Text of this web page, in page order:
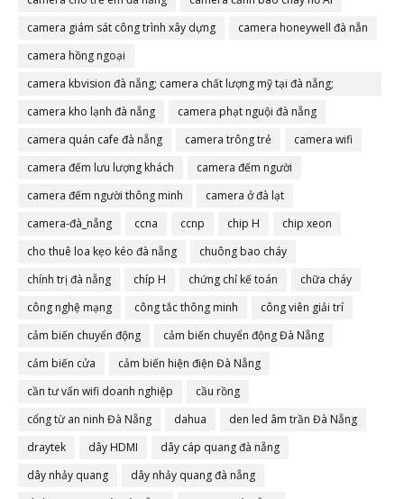
camera giám sát công trình xây dựng
camera honeywell đà nẵn
camera hồng ngoại
camera kbvision đà nẵng; camera chất lượng mỹ tại đà nẵng;
camera đà nẵng
camera kho lạnh đà nẵng
camera phạt nguội đà nẵng
camera quán cafe đà nẵng
camera trông trẻ
camera wifi
camera đếm lưu lượng khách
camera đếm người
camera đếm người thông minh
camera ở đà lạt
camera-đà_nẵng
ccna ccnp chip H
chip xeon
cho thuê loa kẹo kéo đà nẵng
chuông bao cháy
chính trị đà nẵng
chíp H chứng chỉ kế toán
chữa cháy
công nghệ mạng
công tắc thông minh
công viên giải trí
cảm biến chuyển động
cảm biến chuyển động Đà Nẵng
cảm biến cửa
cảm biến hiện điện Đà Nẵng
cần tư vấn wifi doanh nghiệp
cầu rồng
cổng từ an ninh Đà Nẵng
dahua
den led âm trần Đà Nẵng
draytek
dây HDMI
dây cáp quang đà nẵng
dây nhảy quang
dây nhảy quang đà nẵng